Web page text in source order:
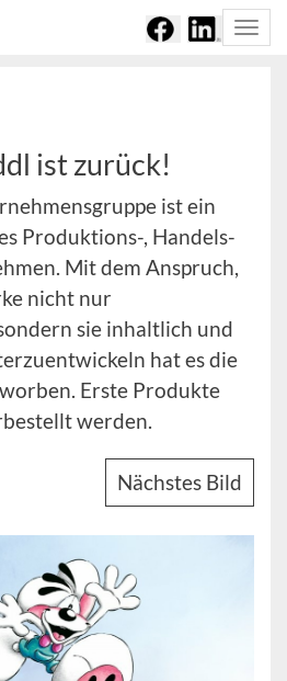
ist zurück!
ist ein
Produktions-, Handels-
Mit dem Anspruch,
nicht nur
sie inhaltlich und
hat es die
Erste Produkte
werden.
Nächstes Bild